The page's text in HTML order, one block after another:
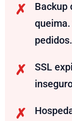
Backup
pedidos.
SSL